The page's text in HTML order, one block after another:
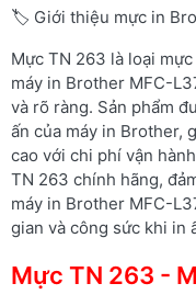
🏷️ Giới thiệu mực in
Mực TN 263 là loại
máy in Brother MFC-
và rõ ràng. Sản phẩm
ấn của máy in Brother,
cao với chi phí vận
TN 263 chính hãng,
máy in Brother MFC-
gian và công sức khi in
Mực TN 263 -